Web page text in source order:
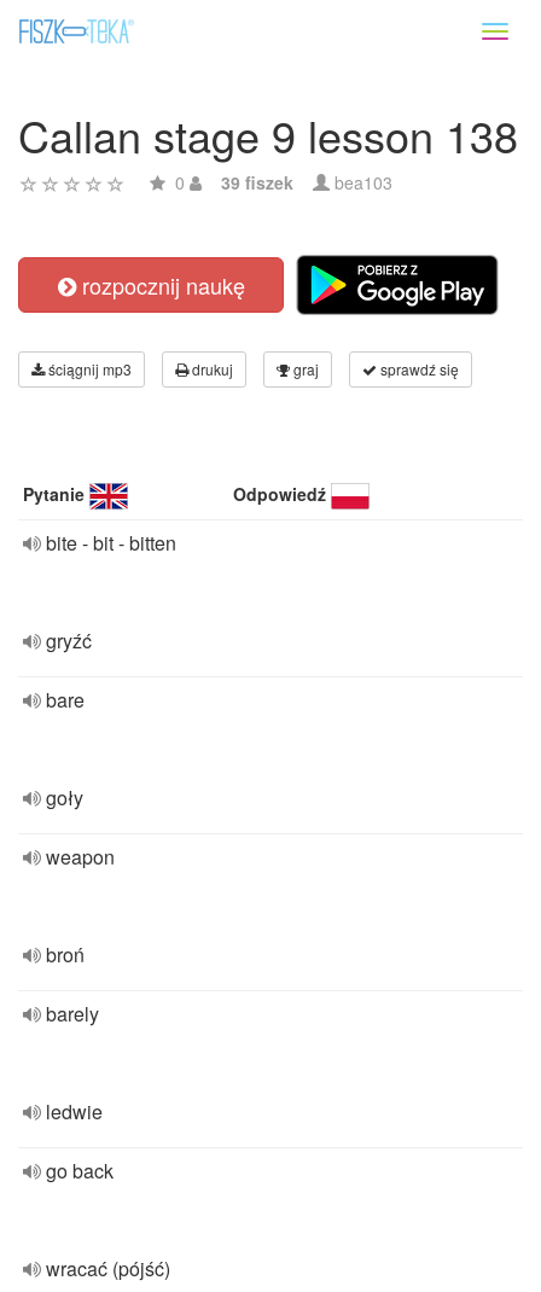
Callan stage 9 lesson 138
0 39 fiszek bea103
rozpocznij naukę
ściągnij mp3 drukuj graj sprawdź się
Pytanie Odpowiedź
bite - bit - bitten
gryźć
bare
goły
weapon
broń
barely
ledwie
go back
wracać (pójść)